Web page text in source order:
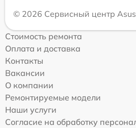
© 2026 Сервисный центр Asus
Стоимость ремонта
Оплата и доставка
Контакты
Вакансии
О компании
Ремонтируемые модели
Наши услуги
Согласие на обработку